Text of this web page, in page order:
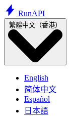
RunAPI
繁體中文（香港）
English
简体中文
Español
日本語